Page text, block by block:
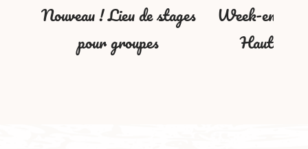
Nouveau ! Lieu de stages
pour groupes
Week-end
Haute-